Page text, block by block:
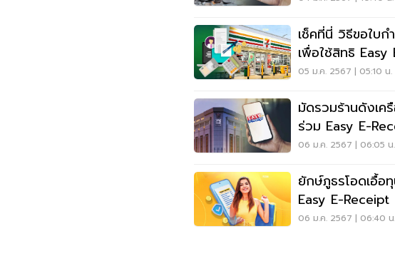
เช็คที่นี่ วิธีขอใบ
เพื่อใช้สิทธิ Easy
05 ม.ค. 2567 | 05:10 น.
มัดรวมร้านดังเครื
ร่วม Easy E-
06 ม.ค. 2567 | 06:05 น.
ยักษ์ภูธรโอดเอื้อ
Easy E-Receipt
06 ม.ค. 2567 | 06:40 น.